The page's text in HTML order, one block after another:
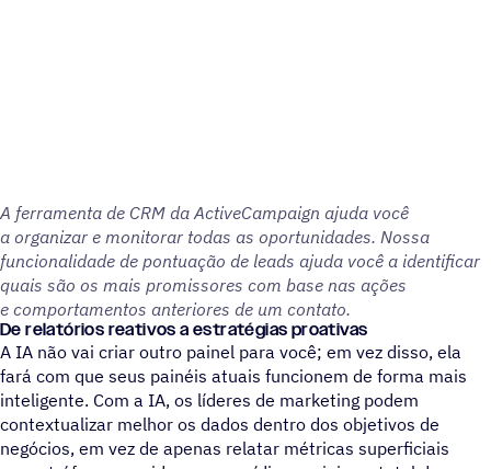
A ferramenta de CRM da ActiveCampaign ajuda você
a organizar e monitorar todas as oportunidades. Nossa
funcionalidade de pontuação de leads ajuda você a identificar
quais são os mais promissores com base nas ações
e comportamentos anteriores de um contato.
De relatórios reativos a estratégias proativas
A IA não vai criar outro painel para você; em vez disso, ela
fará com que seus painéis atuais funcionem de forma mais
inteligente. Com a IA, os líderes de marketing podem
contextualizar melhor os dados dentro dos objetivos de
negócios, em vez de apenas relatar métricas superficiais